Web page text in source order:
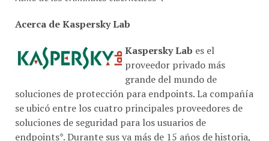
Acerca de Kaspersky Lab
Kaspersky Lab
es el
proveedor privado más
grande del mundo de
soluciones de protección para endpoints. La compañía
se ubicó entre los cuatro principales proveedores de
soluciones de seguridad para los usuarios de
endpoints*. Durante sus ya más de 15 años de historia,